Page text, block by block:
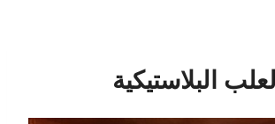
البلاستيكية